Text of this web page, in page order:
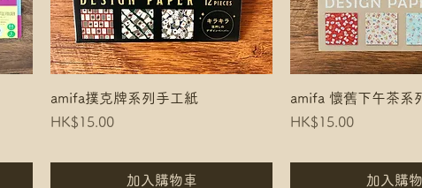
amifa撲克牌系列手工紙
Price
HK$15.00
加入購物車
amifa 懷舊下午茶系
Price
HK$15.00
加入購